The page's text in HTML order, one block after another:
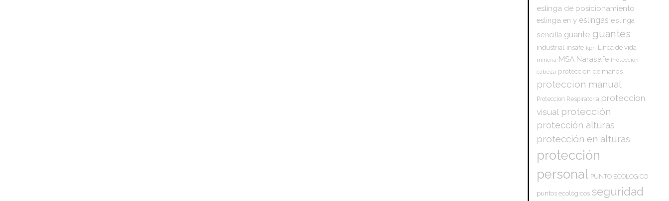
eslinga de posicionamiento
eslinga en y eslingas eslinga
sencilla guante guantes
industrial insafe kpn Linea de vida
mineria MSA Narasafe Proteccion
cabeza proteccion de manos
proteccion manual
Proteccion Respiratoria proteccion
visual protección
protección alturas
protección en alturas
protección
personal PUNTO ECOLOGICO
puntos ecológicos seguridad